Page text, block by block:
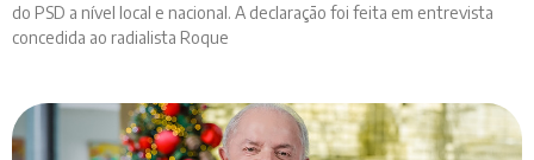
do PSD a nível local e nacional. A declaração foi feita em entrevista
concedida ao radialista Roque